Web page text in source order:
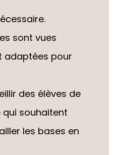
sont vues
adaptées pour
des élèves de
qui souhaitent
les bases en